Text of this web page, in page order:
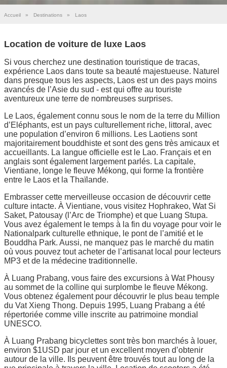
Accueil » Destinations » Laos
Location de voiture de luxe Laos
Si vous cherchez une destination touristique de tracas,
expérience Laos dans toute sa beauté majestueuse. Naturel
dans presque tous les aspects, Laos est un des pays moins
avancés de l’Asie du sud - est qui offre au touriste
aventureux une terre de nombreuses surprises.
Le Laos, également connu sous le nom de la terre du Million
d’Eléphants, est un pays culturellement riche, littoral, avec
une population d’environ 6 millions. Les Laotiens sont
majoritairement bouddhiste et sont des gens très amicaux et
accueillants. La langue officielle est le Lao. Français et en
anglais sont également largement parlés. La capitale,
Vientiane, longe le fleuve Mékong, qui forme la frontière
entre le Laos et la Thaïlande.
Embrasser cette merveilleuse occasion de découvrir cette
culture intacte. À Vientiane, vous visitez Hophrakeo, Wat Si
Saket, Patousay (l’Arc de Triomphe) et que Luang Stupa.
Vous avez également le temps à la fin du voyage pour voir le
Nationalpark culturelle ethnique, le pont de l’amitié et le
Bouddha Park. Aussi, ne manquez pas le marché du matin
où vous pouvez tout acheter de l’artisanat local pour lecteurs
MP3 et de la médecine traditionnelle.
À Luang Prabang, vous faire des excursions à Wat Phousy
au sommet de la colline qui surplombe le fleuve Mékong.
Vous obtenez également pour découvrir le plus beau temple
du Vat Xieng Thong. Depuis 1995, Luang Prabang a été
répertoriée comme ville inscrite au patrimoine mondial
UNESCO.
À Luang Prabang bicyclettes sont très bon marchés à louer,
environ $1USD par jour et un excellent moyen d’obtenir
autour de la ville. Ils peuvent être trouvés tout au long de la